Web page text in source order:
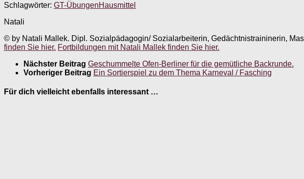
Schlagwörter: GT-ÜbungenHausmittel
Natali
© by Natali Mallek. Dipl. Sozialpädagogin/ Sozialarbeiterin, Gedächtnistraininerin,
finden Sie hier. Fortbildungen mit Natali Mallek finden Sie hier.
Nächster Beitrag Geschummelte Ofen-Berliner für die gemütliche Backrunde.
Vorheriger Beitrag Ein Sortierspiel zu dem Thema Karneval / Fasching
Für dich vielleicht ebenfalls interessant …